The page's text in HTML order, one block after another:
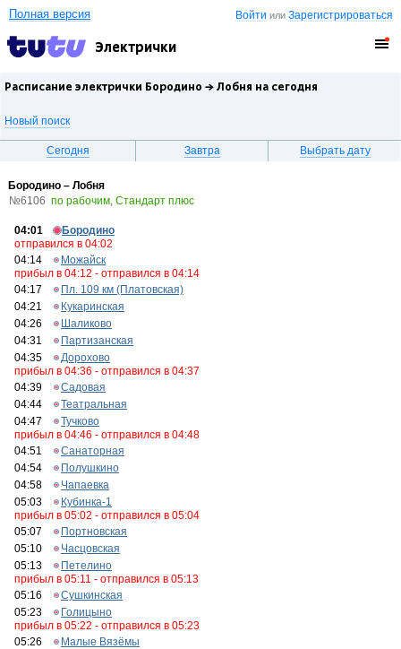
Войти илиЗарегистрироваться
Полная версия
Электрички
Расписание электрички Бородино → Лобня на сегодня
Новый поиск
Сегодня Завтра Выбрать дату
Бородино – Лобня
№6106 по рабочим, Стандарт плюс
04:01
Бородино
отправился в 04:02
04:14
Можайск
прибыл в 04:12 - отправился в 04:14
04:17
Пл. 109 км (Платовская)
04:21
Кукаринская
04:26
Шаликово
04:31
Партизанская
04:35
Дорохово
прибыл в 04:36 - отправился в 04:37
04:39
Садовая
04:44
Театральная
04:47
Тучково
прибыл в 04:46 - отправился в 04:48
04:51
Санаторная
04:54
Полушкино
04:58
Чапаевка
05:03
Кубинка-1
прибыл в 05:02 - отправился в 05:04
05:07
Портновская
05:10
Часцовская
05:13
Петелино
прибыл в 05:11 - отправился в 05:13
05:16
Сушкинская
05:23
Голицыно
прибыл в 05:22 - отправился в 05:23
05:26
Малые Вязёмы